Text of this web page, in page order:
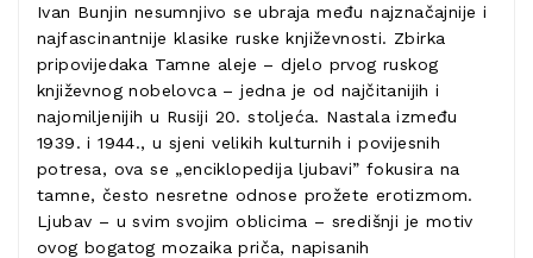
Ivan Bunjin nesumnjivo se ubraja među najznačajnije i
najfascinantnije klasike ruske književnosti. Zbirka
pripovijedaka Tamne aleje – djelo prvog ruskog
književnog nobelovca – jedna je od najčitanijih i
najomiljenijih u Rusiji 20. stoljeća. Nastala između
1939. i 1944., u sjeni velikih kulturnih i povijesnih
potresa, ova se „enciklopedija ljubavi” fokusira na
tamne, često nesretne odnose prožete erotizmom.
Ljubav – u svim svojim oblicima – središnji je motiv
ovog bogatog mozaika priča, napisanih